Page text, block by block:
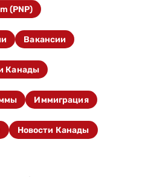
(PNP)
Вакансии
Канады
Иммиграция
Новости Канады